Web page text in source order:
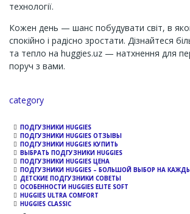
технології.
Кожен день — шанс побудувати світ, в
спокійно і радісно зростати. Дізнайтеся
та тепло на huggies.uz — натхнення для
поруч з вами.
Channel
category
ПОДГУЗНИКИ HUGGIES
ПОДГУЗНИКИ HUGGIES ОТЗЫВЫ
ПОДГУЗНИКИ HUGGIES КУПИТЬ
ВЫБРАТЬ ПОДГУЗНИКИ HUGGIES
ПОДГУЗНИКИ HUGGIES ЦЕНА
ПОДГУЗНИКИ HUGGIES – БОЛЬШОЙ ВЫБОР НА
ДЕТСКИЕ ПОДГУЗНИКИ СОВЕТЫ
ОСОБЕННОСТИ HUGGIES ELITE SOFT
HUGGIES ULTRA COMFORT
HUGGIES CLASSIC